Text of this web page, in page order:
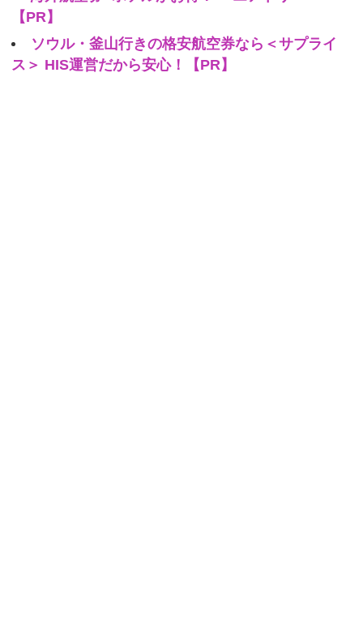
【PR】
ソウル・釜山行きの格安航空券なら＜サプライ
ス＞ HIS運営だから安心！【PR】